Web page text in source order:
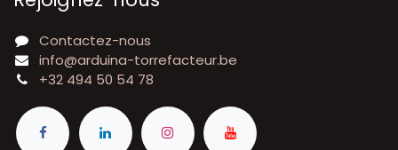
Contactez-nous
info@arduina-torrefacteur.be
+32 494 50 54 78